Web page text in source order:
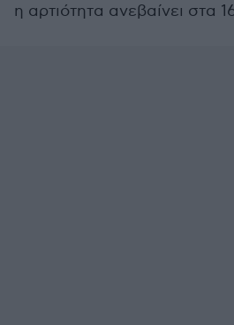
η αρτιότητα ανεβαίνει στα